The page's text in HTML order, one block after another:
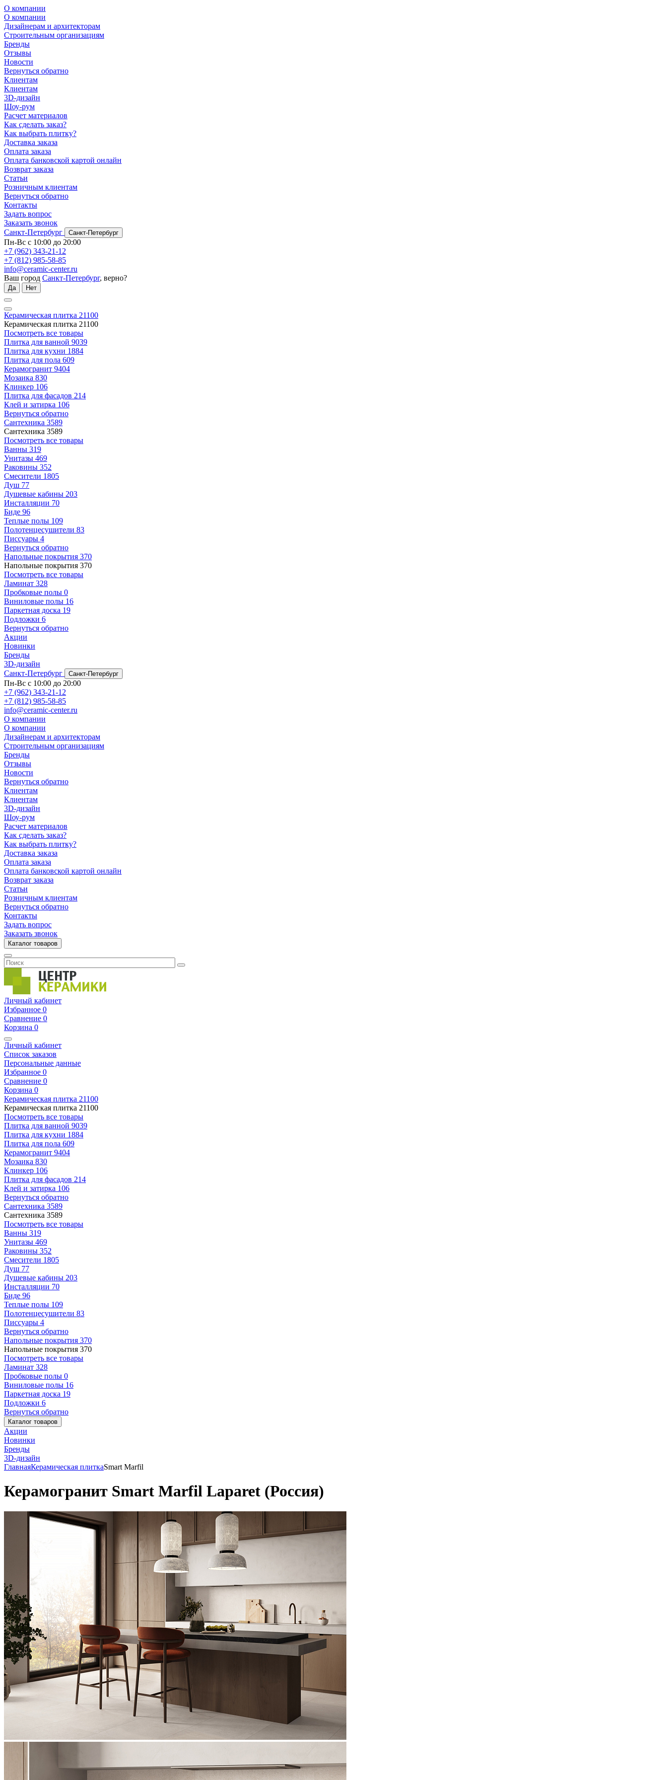
О компании
О компании
Дизайнерам и архитекторам
Строительным организациям
Бренды
Отзывы
Новости
Вернуться обратно
Клиентам
Клиентам
3D-дизайн
Шоу-рум
Расчет материалов
Как сделать заказ?
Как выбрать плитку?
Доставка заказа
Оплата заказа
Оплата банковской картой онлайн
Возврат заказа
Статьи
Розничным клиентам
Вернуться обратно
Контакты
Задать вопрос
Заказать звонок
Санкт-Петербург
Санкт-Петербург
Пн-Вс с 10:00 до 20:00
+7 (962) 343-21-12
+7 (812) 985-58-85
info@ceramic-center.ru
Ваш город Санкт-Петербург, верно?
Да Нет
Керамическая плитка 21100
Керамическая плитка 21100
Посмотреть все товары
Плитка для ванной 9039
Плитка для кухни 1884
Плитка для пола 609
Керамогранит 9404
Мозаика 830
Клинкер 106
Плитка для фасадов 214
Клей и затирка 106
Вернуться обратно
Сантехника 3589
Сантехника 3589
Посмотреть все товары
Ванны 319
Унитазы 469
Раковины 352
Смесители 1805
Душ 77
Душевые кабины 203
Инсталляции 70
Биде 96
Теплые полы 109
Полотенцесушители 83
Писсуары 4
Вернуться обратно
Напольные покрытия 370
Напольные покрытия 370
Посмотреть все товары
Ламинат 328
Пробковые полы 0
Виниловые полы 16
Паркетная доска 19
Подложки 6
Вернуться обратно
Акции
Новинки
Бренды
3D-дизайн
Санкт-Петербург
Санкт-Петербург
Пн-Вс с 10:00 до 20:00
+7 (962) 343-21-12
+7 (812) 985-58-85
info@ceramic-center.ru
О компании
О компании
Дизайнерам и архитекторам
Строительным организациям
Бренды
Отзывы
Новости
Вернуться обратно
Клиентам
Клиентам
3D-дизайн
Шоу-рум
Расчет материалов
Как сделать заказ?
Как выбрать плитку?
Доставка заказа
Оплата заказа
Оплата банковской картой онлайн
Возврат заказа
Статьи
Розничным клиентам
Вернуться обратно
Контакты
Задать вопрос
Заказать звонок
Каталог товаров
Личный кабинет
Избранное 0
Сравнение 0
Корзина 0
Личный кабинет
Список заказов
Персональные данные
Избранное 0
Сравнение 0
Корзина 0
Керамическая плитка 21100
Керамическая плитка 21100
Посмотреть все товары
Плитка для ванной 9039
Плитка для кухни 1884
Плитка для пола 609
Керамогранит 9404
Мозаика 830
Клинкер 106
Плитка для фасадов 214
Клей и затирка 106
Вернуться обратно
Сантехника 3589
Сантехника 3589
Посмотреть все товары
Ванны 319
Унитазы 469
Раковины 352
Смесители 1805
Душ 77
Душевые кабины 203
Инсталляции 70
Биде 96
Теплые полы 109
Полотенцесушители 83
Писсуары 4
Вернуться обратно
Напольные покрытия 370
Напольные покрытия 370
Посмотреть все товары
Ламинат 328
Пробковые полы 0
Виниловые полы 16
Паркетная доска 19
Подложки 6
Вернуться обратно
Каталог товаров
Акции
Новинки
Бренды
3D-дизайн
ГлавнаяКерамическая плиткаSmart Marfil
Керамогранит Smart Marfil Laparet (Россия)